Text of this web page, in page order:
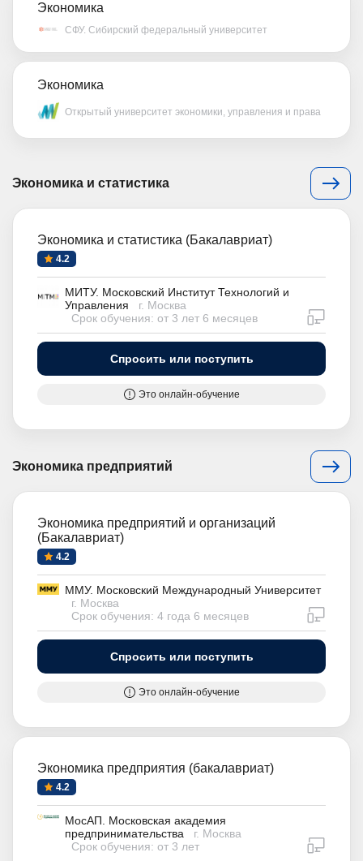
Экономика
СФУ. Сибирский федеральный университет
Экономика
Открытый университет экономики, управления и права
Экономика и статистика
Экономика и статистика (Бакалавриат)
4.2
МИТУ. Московский Институт Технологий и
Управления
г. Москва
Срок обучения: от 3 лет 6 месяцев
Спросить или поступить
Это онлайн-обучение
Экономика предприятий
Экономика предприятий и организаций
(Бакалавриат)
4.2
ММУ. Московский Международный Университет
г. Москва
Срок обучения: 4 года 6 месяцев
Спросить или поступить
Это онлайн-обучение
Экономика предприятия (бакалавриат)
4.2
МосАП. Московская академия
предпринимательства
г. Москва
Срок обучения: от 3 лет